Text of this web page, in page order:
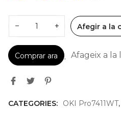
− + Afegir a la
Comprar ara Afageix a la
CATEGORIES: OKI Pro7411WT,